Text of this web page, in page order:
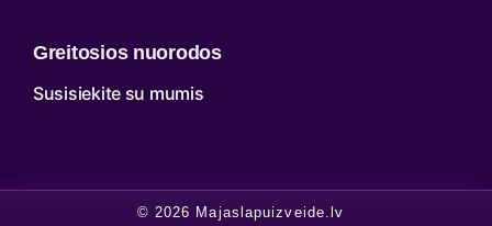
Greitosios nuorodos
Susisiekite su mumis
© 2026 Majaslapuizveide.lv